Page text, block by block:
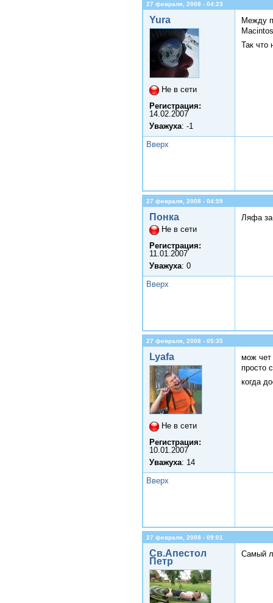
27 февраля, 2008 - 04:23
Yura
Не в сети
Регистрация:
14.02.2007
Уважуха: -1
Между
Так что
Вверх
27 февраля, 2008 - 04:59
Понка
Не в сети
Регистрация:
11.01.2007
Уважуха: 0
Ляфа
Вверх
27 февраля, 2008 - 05:35
Lyafa
Не в сети
Регистрация:
10.01.2007
Уважуха: 14
мож чет
просто
когда
Вверх
27 февраля, 2008 - 09:01
Св.Апестол
Петр
Самый